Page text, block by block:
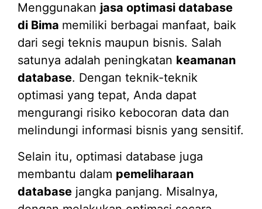
Menggunakan jasa optimasi database
di Bima memiliki berbagai manfaat, baik
dari segi teknis maupun bisnis. Salah
satunya adalah peningkatan keamanan
database. Dengan teknik-teknik
optimasi yang tepat, Anda dapat
mengurangi risiko kebocoran data dan
melindungi informasi bisnis yang sensitif.
Selain itu, optimasi database juga
membantu dalam pemeliharaan
database jangka panjang. Misalnya,